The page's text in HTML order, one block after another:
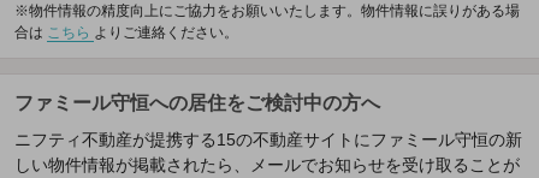
※物件情報の精度向上にご協力をお願いいたします。物件情報に誤りがある場
合は こちら よりご連絡ください。
ファミール守恒への居住をご検討中の方へ
ニフティ不動産が提携する15の不動産サイトにファミール守恒の新
しい物件情報が掲載されたら、メールでお知らせを受け取ることが